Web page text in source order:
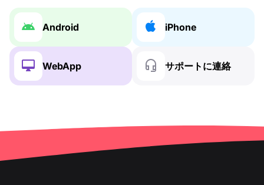
Android iPhone
WebApp サポートに連絡